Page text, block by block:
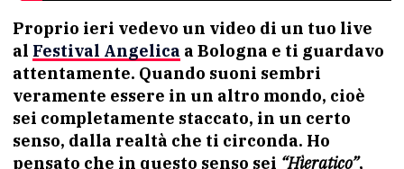
Proprio ieri vedevo un video di un tuo live
al Festival Angelica a Bologna e ti guardavo
attentamente. Quando suoni sembri
veramente essere in un altro mondo, cioè
sei completamente staccato, in un certo
senso, dalla realtà che ti circonda. Ho
pensato che in questo senso sei “Hìeratico”,